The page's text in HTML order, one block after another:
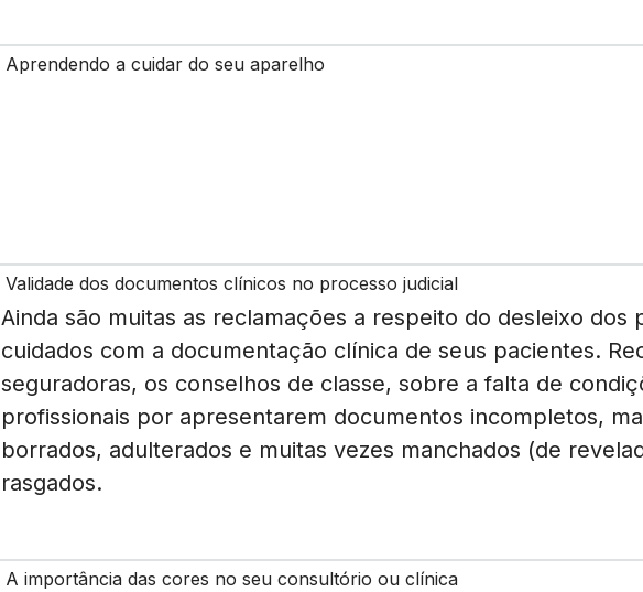
Aprendendo a cuidar do seu aparelho
Validade dos documentos clínicos no processo judicial
Ainda são muitas as reclamações a respeito do desleixo dos
cuidados com a documentação clínica de seus pacientes.
seguradoras, os conselhos de classe, sobre a falta de
profissionais por apresentarem documentos incompletos,
borrados, adulterados e muitas vezes manchados (de
rasgados.
A importância das cores no seu consultório ou clínica